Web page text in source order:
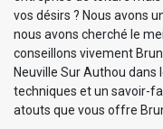
vos désirs ? Nous avons
nous avons cherché le
conseillons vivement
Neuville Sur Authou
techniques et un savoir-
atouts que vous offre